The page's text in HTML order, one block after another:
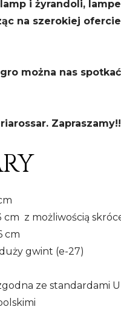
i żyrandoli,
na szerokiej
można nas spotkać
cm z możliwością
cm
gwint (e-27)
ze standardami